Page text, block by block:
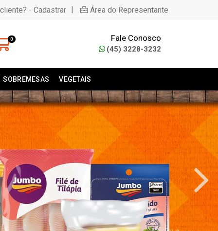
- Cadastrar | Área do Representante
0 Fale Conosco
(45) 3228-3232
SOBREMESAS VEGETAIS